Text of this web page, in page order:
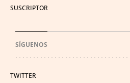
SUSCRIPTOR
SÍGUENOS
TWITTER